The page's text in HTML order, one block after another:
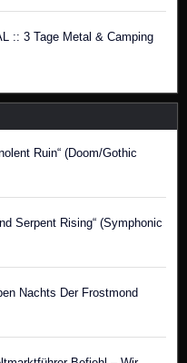
:: 3 Tage Metal & Camping
Ruin“ (Doom/Gothic
Serpent Rising“ (Symphonic
Nachts Der Frostmond